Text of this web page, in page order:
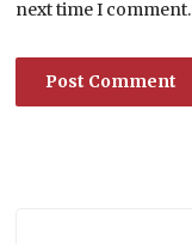
next time I comment.